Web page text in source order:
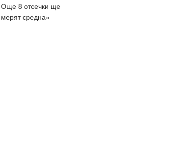
Още 8 отсечки ще
мерят средна»